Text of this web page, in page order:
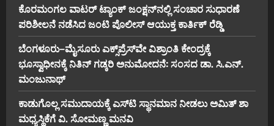
ಕೊರಮಂಗಲ ವಾಟರ್ ಟ್ಯಾಂಕ್ ಜಂಕ್ಷನ್‌ನಲ್ಲಿ ಸಂಚಾರ ಸುಧಾರಣೆ
ಪರಿಶೀಲನೆ ನಡೆಸಿದ ಜಂಟಿ ಪೊಲೀಸ್ ಆಯುಕ್ತ ಕಾರ್ತಿಕ್ ರೆಡ್ಡಿ
ಬೆಂಗಳೂರು–ಮೈಸೂರು ಎಕ್ಸ್‌ಪ್ರೆಸ್‌ವೇ ವಿಶ್ರಾಂತಿ ಕೇಂದ್ರಕ್ಕೆ
ಭೂಸ್ವಾಧೀನಕ್ಕೆ ನಿತಿನ್ ಗಡ್ಕರಿ ಅನುಮೋದನೆ: ಸಂಸದ ಡಾ. ಸಿ.ಎನ್.
ಮಂಜುನಾಥ್
ಕಾಡುಗೊಲ್ಲ ಸಮುದಾಯಕ್ಕೆ ಎಸ್‌ಟಿ ಸ್ಥಾನಮಾನ ನೀಡಲು ಅಮಿತ್ ಶಾ
ಮಧ್ಯಸ್ಥಿಕೆಗೆ ವಿ. ಸೋಮಣ್ಣ ಮನವಿ